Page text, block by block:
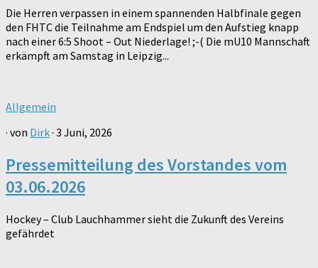
Die Herren verpassen in einem spannenden Halbfinale gegen
den FHTC die Teilnahme am Endspiel um den Aufstieg knapp
nach einer 6:5 Shoot – Out Niederlage! ;-( Die mU10 Mannschaft
erkämpft am Samstag in Leipzig...
Allgemein
· von Dirk· 3 Juni, 2026
Pressemitteilung des Vorstandes vom
03.06.2026
Hockey – Club Lauchhammer sieht die Zukunft des Vereins
gefährdet